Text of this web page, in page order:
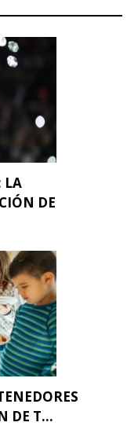
LA
DE
DE T...